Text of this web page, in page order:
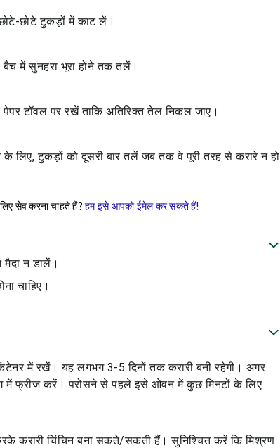
छोटे टुकड़ों में काट लें।
में सुनहरा भूरा होने तक तलें।
टॉवल पर रखें ताकि अतिरिक्त तेल निकल जाए।
लिए, टुकड़ों को दूसरी बार तलें जब तक वे पूरी तरह से करारे न हो
सेव करना चाहते हैं? हम इसे आपको ईमेल कर सकते हैं!
न डालें।
चाहिए।
में रखें। यह लगभग 3-5 दिनों तक करारी बनी रहेगी। अगर
फ्रीज करें। परोसने से पहले इसे ओवन में कुछ मिनटों के लिए
करारी चिंचिन बना सकते/सकती हैं। सुनिश्चित करें कि मिश्रण